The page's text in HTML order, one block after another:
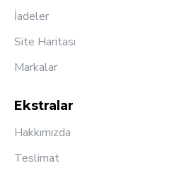
İadeler
Site Haritası
Markalar
Ekstralar
Hakkımızda
Teslimat